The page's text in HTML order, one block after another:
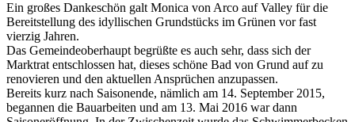
Ein großes Dankeschön galt Monica von Arco auf Valley für die
Bereitstellung des idyllischen Grundstücks im Grünen vor fast
vierzig Jahren.
Das Gemeindeoberhaupt begrüßte es auch sehr, dass sich der
Marktrat entschlossen hat, dieses schöne Bad von Grund auf zu
renovieren und den aktuellen Ansprüchen anzupassen.
Bereits kurz nach Saisonende, nämlich am 14. September 2015,
begannen die Bauarbeiten und am 13. Mai 2016 war dann